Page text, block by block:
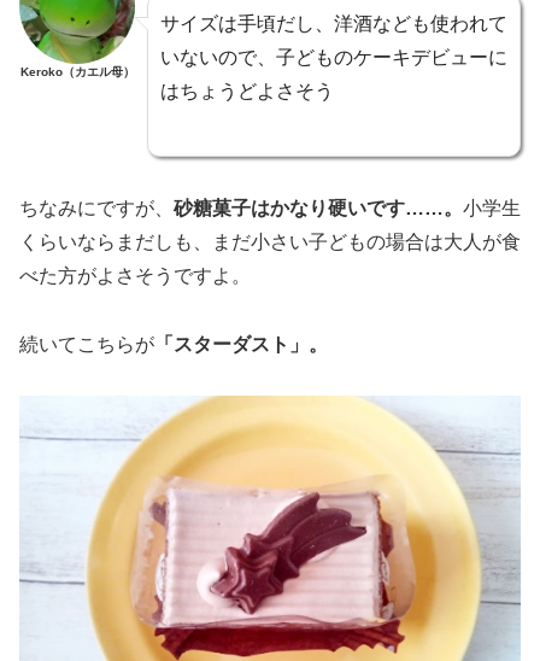
Keroko（カエル母）
サイズは手頃だし、洋酒なども使われて
いないので、子どものケーキデビューに
はちょうどよさそう
ちなみにですが、 砂糖菓子はかなり硬いです……。 小学生
くらいならまだしも、まだ小さい子どもの場合は大人が食
べた方がよさそうですよ。
続いてこちらが 「スターダスト」。